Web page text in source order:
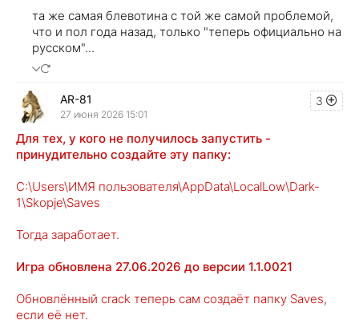
та же самая блевотина с той же самой проблемой,
что и пол года назад, только "теперь официально на
русском"...
3
AR-81
27 июня 2026 15:01
Для тех, у кого не получилось запустить -
принудительно создайте эту папку:
C:\Users\ИМЯ пользователя\AppData\LocalLow\Dark-
1\Skopje\Saves
Тогда заработает.
Игра обновлена 27.06.2026 до версии 1.1.0021
Обновлённый crack теперь сам создаёт папку Saves,
если её нет.